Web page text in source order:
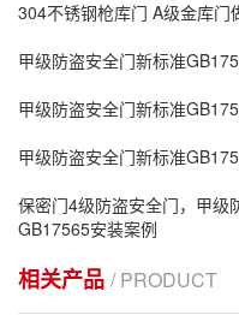
304不锈钢枪库门 A级金库门
甲级防盗安全门新标准
甲级防盗安全门新标准
甲级防盗安全门新标准
保密门4级防盗安全门，甲级
GB17565安装案例
相关产品 / PRODUCT